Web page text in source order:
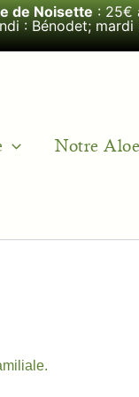
de Noisette: 25€
: Bénodet; mardi
Notre